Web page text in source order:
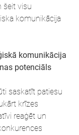
šeit visu
komunikācija
komunikācija
potenciāls
saskatīt patiesu
krīzes
reaģēt un